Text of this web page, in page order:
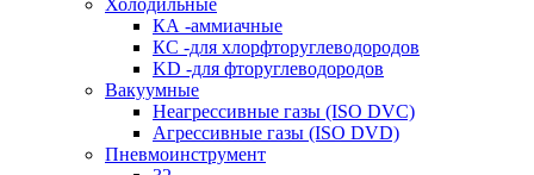
Холодильные
КА -аммиачные
КС -для хлорфторуглеводородов
KD -для фторуглеводородов
Вакуумные
Неагрессивные газы (ISO DVC)
Агрессивные газы (ISO DVD)
Пневмоинструмент